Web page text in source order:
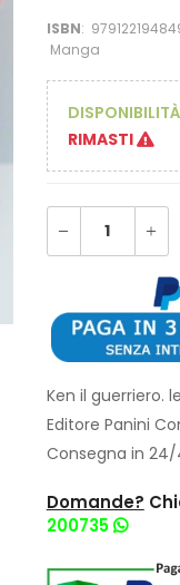
ISBN:
Manga
RIMASTI
Ken il guerriero.
Editore Panini
Consegna in
Domande?
200735